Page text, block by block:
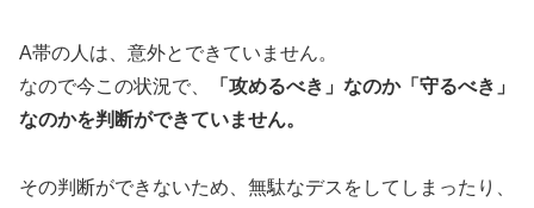
A帯の人は、意外とできていません。
なので今この状況で、
「攻めるべき」なのか「守るべき」
なのかを判断ができていません。
その判断ができないため、無駄なデスをしてしまったり、